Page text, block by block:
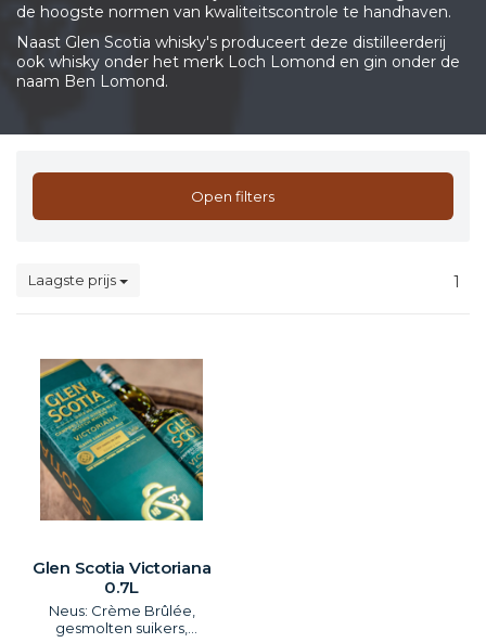
de hoogste normen van kwaliteitscontrole te handhaven.
Naast Glen Scotia whisky's produceert deze distilleerderij
ook whisky onder het merk Loch Lomond en gin onder de
naam Ben Lomond.
Open filters
Laagste prijs 1
Glen Scotia Victoriana
0.7L
Neus: Crème Brûlée,
gesmolten suikers,